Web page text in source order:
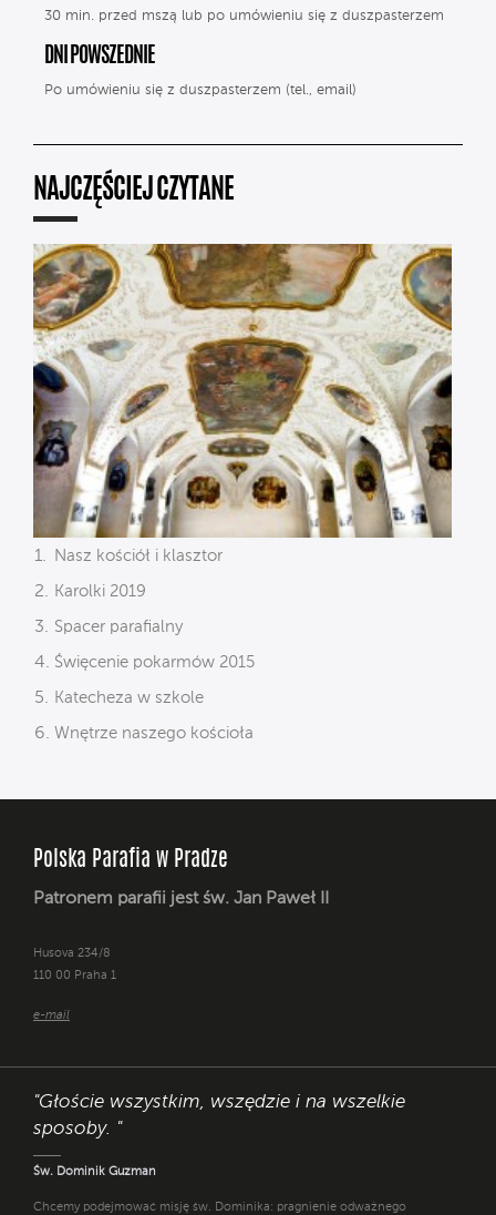
30 min. przed mszą lub po umówieniu się z duszpasterzem
DNI POWSZEDNIE
Po umówieniu się z duszpasterzem (tel., email)
NAJCZĘŚCIEJ CZYTANE
Nasz kościół i klasztor
Karolki 2019
Spacer parafialny
Święcenie pokarmów 2015
Katecheza w szkole
Wnętrze naszego kościoła
Polska Parafia w Pradze
Patronem parafii jest św. Jan Paweł II
Husova 234/8
110 00 Praha 1
e-mail
"Głoście wszystkim, wszędzie i na wszelkie
sposoby. "
Św. Dominik Guzman
Chcemy podejmować misję św. Dominika: pragnienie odważnego